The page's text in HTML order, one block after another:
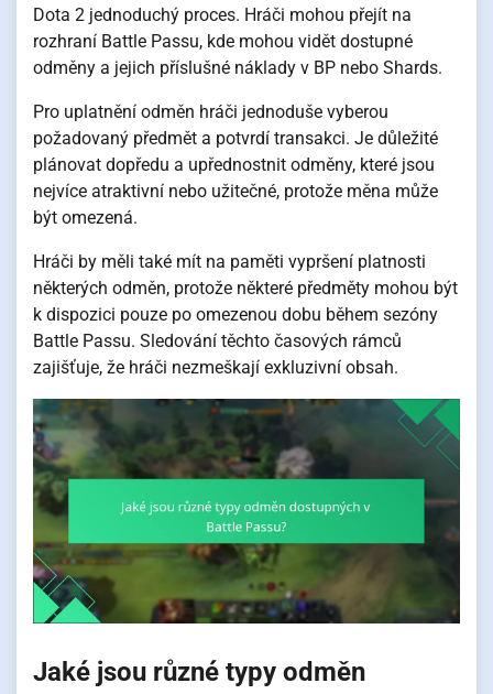
Dota 2 jednoduchý proces. Hráči mohou přejít na
rozhraní Battle Passu, kde mohou vidět dostupné
odměny a jejich příslušné náklady v BP nebo Shards.
Pro uplatnění odměn hráči jednoduše vyberou
požadovaný předmět a potvrdí transakci. Je důležité
plánovat dopředu a upřednostnit odměny, které jsou
nejvíce atraktivní nebo užitečné, protože měna může
být omezená.
Hráči by měli také mít na paměti vypršení platnosti
některých odměn, protože některé předměty mohou být
k dispozici pouze po omezenou dobu během sezóny
Battle Passu. Sledování těchto časových rámců
zajišťuje, že hráči nezmeškají exkluzivní obsah.
Jaké jsou různé typy odměn